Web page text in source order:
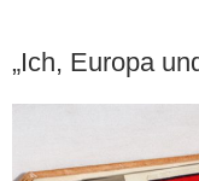
„Ich, Europa